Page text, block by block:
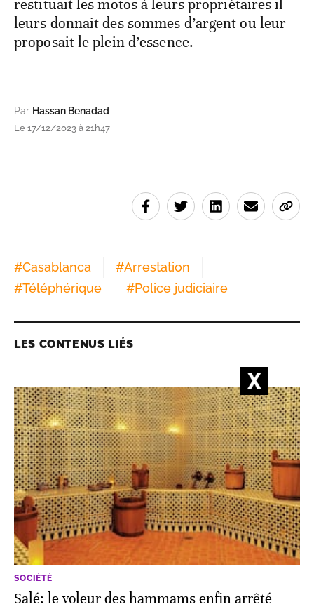
restituait les motos à leurs propriétaires il
leurs donnait des sommes d’argent ou leur
proposait le plein d’essence.
Par Hassan Benadad
Le 17/12/2023 à 21h47
#Casablanca #Arrestation
#Téléphérique #Police judiciaire
LES CONTENUS LIÉS
SOCIÉTÉ
Salé: le voleur des hammams enfin arrêté